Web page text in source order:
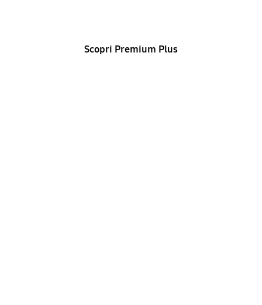
Scopri Premium Plus